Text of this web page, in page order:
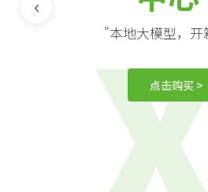
"本地大模型，开
点击购买 >
‹